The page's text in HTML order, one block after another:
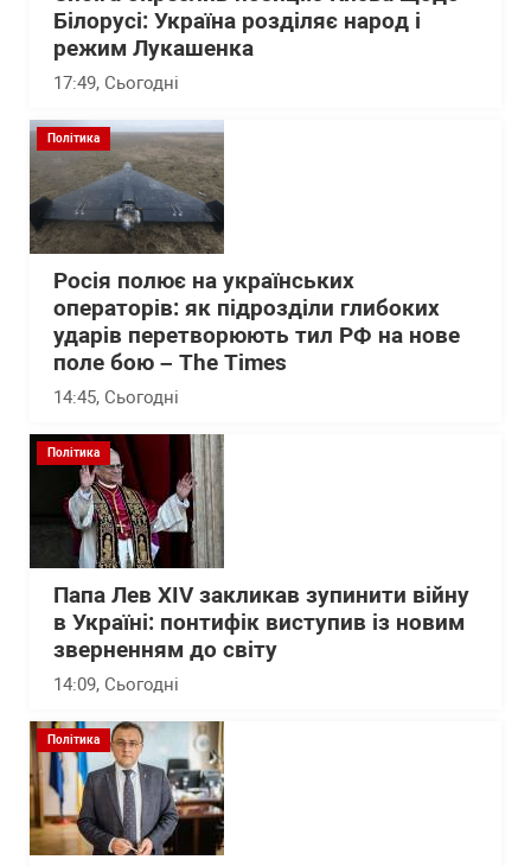
Білорусі: Україна розділяє народ і
режим Лукашенка
17:49, Сьогодні
Політика
Росія полює на українських
операторів: як підрозділи глибоких
ударів перетворюють тил РФ на нове
поле бою – The Times
14:45, Сьогодні
Політика
Папа Лев XIV закликав зупинити війну
в Україні: понтифік виступив із новим
зверненням до світу
14:09, Сьогодні
Політика